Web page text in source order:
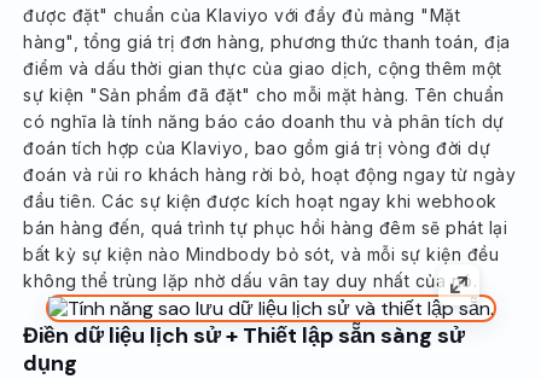
được đặt" chuẩn của Klaviyo với đầy đủ mảng "Mặt
hàng", tổng giá trị đơn hàng, phương thức thanh toán, địa
điểm và dấu thời gian thực của giao dịch, cộng thêm một
sự kiện "Sản phẩm đã đặt" cho mỗi mặt hàng. Tên chuẩn
có nghĩa là tính năng báo cáo doanh thu và phân tích dự
đoán tích hợp của Klaviyo, bao gồm giá trị vòng đời dự
đoán và rủi ro khách hàng rời bỏ, hoạt động ngay từ ngày
đầu tiên. Các sự kiện được kích hoạt ngay khi webhook
bán hàng đến, quá trình tự phục hồi hàng đêm sẽ phát lại
bất kỳ sự kiện nào Mindbody bỏ sót, và mỗi sự kiện đều
không thể trùng lặp nhờ dấu vân tay duy nhất của nó.
Điền dữ liệu lịch sử + Thiết lập sẵn sàng sử
dụng